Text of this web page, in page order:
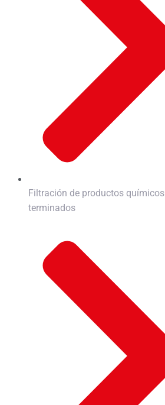
Filtración de productos químicos
terminados